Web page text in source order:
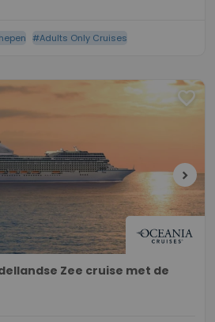
#Adults Only Cruises
favorite
chevron_right
Zee cruise met de